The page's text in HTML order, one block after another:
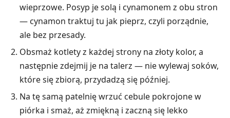
wieprzowe. Posyp je solą i cynamonem z obu stron
— cynamon traktuj tu jak pieprz, czyli porządnie,
ale bez przesady.
Obsmaż kotlety z każdej strony na złoty kolor, a
następnie zdejmij je na talerz — nie wylewaj soków,
które się zbiorą, przydadzą się później.
Na tę samą patelnię wrzuć cebule pokrojone w
piórka i smaż, aż zmiękną i zaczną się lekko